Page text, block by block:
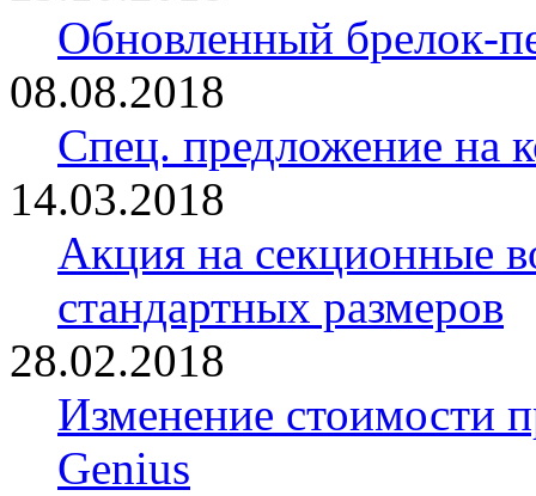
Обновленный брелок-
08.08.2018
Спец. предложение на
14.03.2018
Акция на секционные
стандартных размеров
28.02.2018
Изменение стоимости
Genius